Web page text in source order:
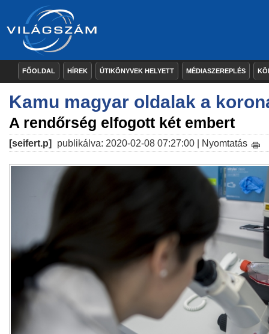
FŐOLDAL HÍREK ÚTIKÖNYVEK HELYETT MÉDIASZEREPLÉS
Kamu magyar oldalak a
A rendőrség elfogott két embert
[seifert.p] publikálva: 2020-02-08 07:27:00 | Nyomtatás